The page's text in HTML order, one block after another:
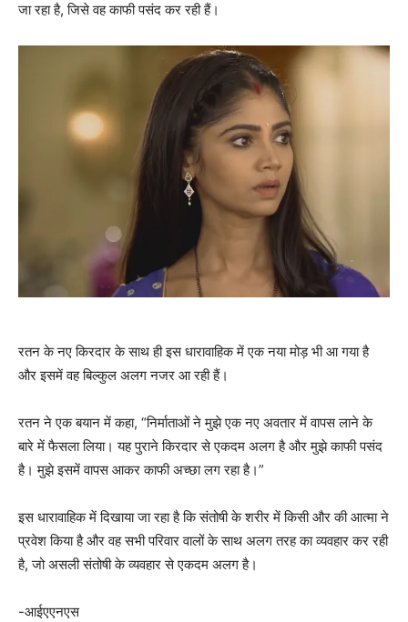
जा रहा है, जिसे वह काफी पसंद कर रही हैं।
रतन के नए किरदार के साथ ही इस धारावाहिक में एक नया मोड़ भी आ गया है
और इसमें वह बिल्कुल अलग नजर आ रही हैं।
रतन ने एक बयान में कहा, “निर्माताओं ने मुझे एक नए अवतार में वापस लाने के
बारे में फैसला लिया। यह पुराने किरदार से एकदम अलग है और मुझे काफी पसंद
है। मुझे इसमें वापस आकर काफी अच्छा लग रहा है।”
इस धारावाहिक में दिखाया जा रहा है कि संतोषी के शरीर में किसी और की आत्मा ने
प्रवेश किया है और वह सभी परिवार वालों के साथ अलग तरह का व्यवहार कर रही
है, जो असली संतोषी के व्यवहार से एकदम अलग है।
-आईएएनएस